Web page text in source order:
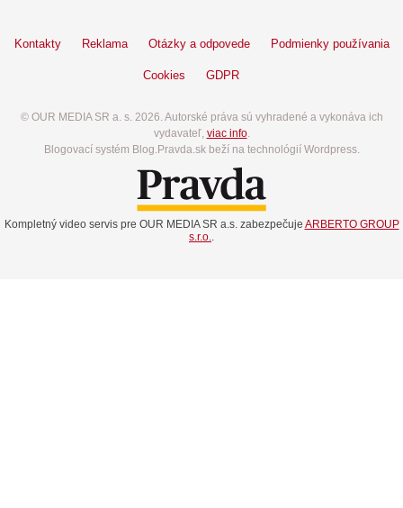
Kontakty Reklama Otázky a odpovede Podmienky používania
Cookies GDPR
© OUR MEDIA SR a. s. 2026. Autorské práva sú vyhradené a vykonáva ich
vydavateľ, viac info.
Blogovací systém Blog.Pravda.sk beží na technológií Wordpress.
Kompletný video servis pre OUR MEDIA SR a.s. zabezpečuje ARBERTO GROUP
s.r.o..